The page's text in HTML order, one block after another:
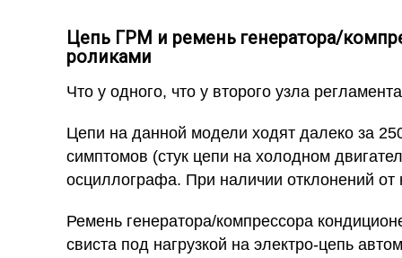
Цепь ГРМ и ремень генератора/
роликами
Что у одного, что у второго узла
Цепи на данной модели ходят далеко за
симптомов (стук цепи на холодном
осциллографа. При наличии отклонений
Ремень генератора/компрессора
свиста под нагрузкой на электро-цепь